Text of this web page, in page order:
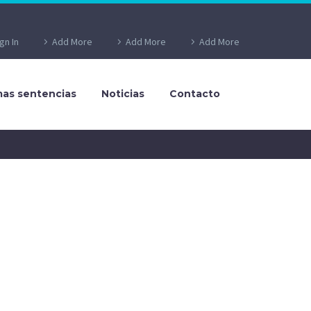
In Add More Add More Add More
sentencias Noticias Contacto